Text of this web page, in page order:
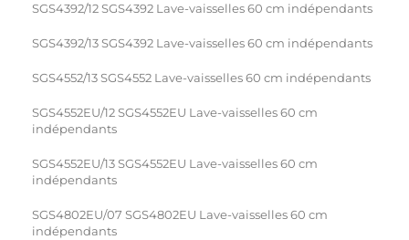
SGS4392/12 SGS4392 Lave-vaisselles 60 cm indépendants
SGS4392/13 SGS4392 Lave-vaisselles 60 cm indépendants
SGS4552/13 SGS4552 Lave-vaisselles 60 cm indépendants
SGS4552EU/12 SGS4552EU Lave-vaisselles 60 cm
indépendants
SGS4552EU/13 SGS4552EU Lave-vaisselles 60 cm
indépendants
SGS4802EU/07 SGS4802EU Lave-vaisselles 60 cm
indépendants